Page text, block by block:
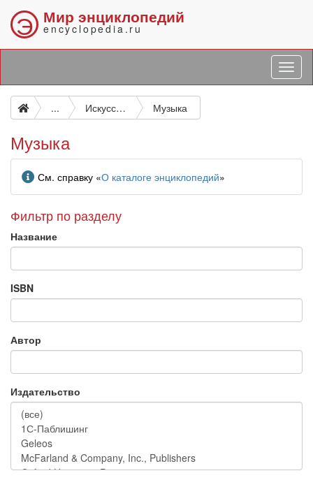
Э Мир энциклопедий
encyclopedia.ru
... Искусство. Декоративно-прикладное искусство. Фотография. Музыка. Игры. Спорт Музыка
Музыка
Информация
См. справку «О каталоге энциклопедий»
Фильтр по разделу
Название
ISBN
Автор
Издательство